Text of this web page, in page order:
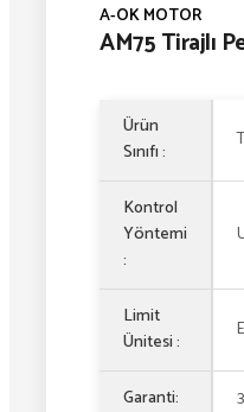
A-OK MOTOR
AM75 Tirajlı
Ürün
Sınıfı :
Kontrol
Yöntemi
:
Limit
Ünitesi :
Garanti: